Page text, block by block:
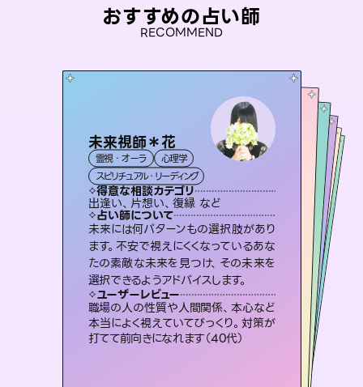
おすすめの占い師
RECOMMEND
未来視師＊花
霊視・オーラ
心理学
スピリチュアル・リーディング
得意な相談カテゴリ
出逢い、片想い、復縁 など
占い師について
未来には何パターンもの選択肢があり
ます。不安で視えにくくなっているあな
たの素敵な未来を見つけ、その未来を
選択できるようアドバイスします。
ユーザーレビュー
職場の人の性質や人間関係、本心など
本当によく視えていてびっくり。対策が
打てて前向きになれます（40代）
桃源珠羽（とうげんみう）
霊視・オーラ タロット
スピリチュアル・リーディング
得意な相談カテゴリ
片想い、あの人の気持ち、復縁 など
占い師について
恋愛のお悩みの中でも特に「曖昧な関
係」の相談を得意としており、友達以上
恋人未満なお相手との今後や本音を丁
寧に読み解き恋愛成就へと導きます。
ユーザーレビュー
鑑定していただいてアドバイス通りに行
動すると仲が復活してきました。ありが
とうございました（40代 女性）
彗望（すいぼう
霊視・オーラ
スピリチュアル・リーディング
得意な相談カテゴリ
片想い、あの人の気持ち、復縁 など
占い師について
3,700年以上の歴史を持つ東洋最古の
占術「易占」で詳細まで占い、幸せへ向
かう道筋を示します。厳しい結果にも具
体的な対策をお伝えします。
ユーザーレビュー
複雑な背景もしっかり聞いて鑑定して
いただけました。気持ちが楽になりまし
た（50代 女性）
アイリス -iris-
西洋占星術
ルーン
得意な相談カテゴリ
恋愛総合、片想い、二人の未来 など
占い師について
復縁、恋愛、不倫の行方、同性愛や片思い、仕事関係や借金問題まで知りたいことや心の負担になっていることを紐解き、背中をそっと押して導きます。
ユーザーレビュー
安心感のあり、言い切ってくれる所や濁
さない鑑定のおかげで、毎回自分の気
持ちを整えられます（30代 男性）
おう 霊感オラクル
霊視・オーラ
オラクルカード
得意な相談カテゴリ
恋愛総合、あの人の気持ち など
占い師について
霊視×オラクルカードを使って「今」と
「未来」そして「気になるあの人の気持
ち」まで丁寧に読み解き、恋や人生のヒ
ントを優しく引き出します。
ユーザーレビュー
不安な気持ちが嘘みたいに晴れまし
た…！よく視えていらっしゃるんだなと
感じました（40代 女性）
セラピスト理恵
霊視・オーラ タロット
スピリチュアル・リーディング
得意な相談カテゴリ
片想い、二人の未来、年の差 など
占い師について
連絡再開、復縁、成就などの報告実績
多数。セラピストとして2万超の施術経
験があるからこそできる鑑定で、より良
い未来をサポートします。
ユーザーレビュー
とても心温まる鑑定でした。しかもこち
らは何も言っていないのに視えていらっ
しゃるんだなと驚きです（30代女性）